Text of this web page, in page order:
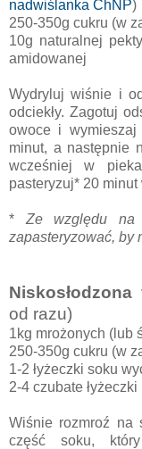
nadwiślanka ChNP)
250-350g cukru (w
10g naturalnej
amidowanej
Wydryluj wiśnie i
odciekły. Zagotuj
owoce i
minut, a następnie
wcześniej w
pasteryzuj* 20
* Ze względu na
zapasteryzować, by
od razu)
1kg mrożonych (lub
250-350g cukru (w
1-2 łyżeczki soku
2-4 czubate
Wiśnie rozmroź na
część soku,